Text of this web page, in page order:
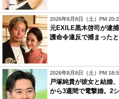
2026年8月8日（土）PM
元EXILE黒木啓司が逮
護命令違反で捕まった
2026年8月8日（土）PM
戸塚純貴が彼女と結婚
から3週間で電撃婚。2